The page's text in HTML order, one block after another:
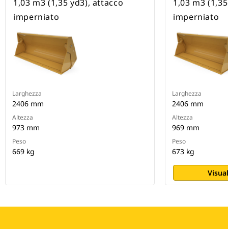
1,03 m3 (1,35 yd3), attacco
imperniato
Larghezza
2406 mm
Altezza
973 mm
Peso
669 kg
1,03 m3
imperniato
Larghezza
2406 mm
Altezza
969 mm
Peso
673 kg